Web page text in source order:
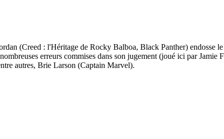
(Creed : l'Héritage de Rocky Balboa, Black Panther) endosse
erreurs commises dans son jugement (joué ici par
autres, Brie Larson (Captain Marvel).